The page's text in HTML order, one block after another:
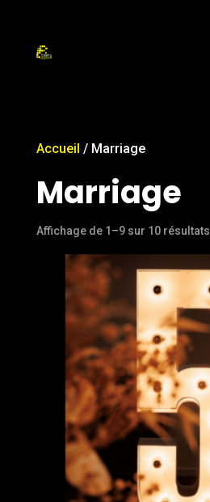
Accueil / Marriage
Marriage
Affichage de 1–9 sur 10 résultats